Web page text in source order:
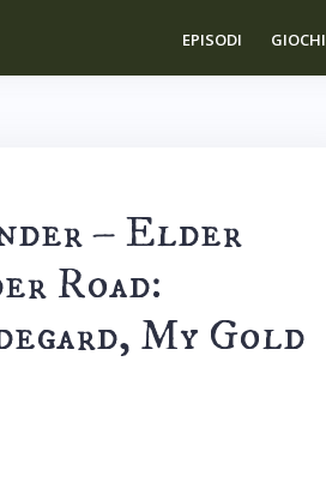
EPISODI GIOCHI
– Elder
Road:
My Gold